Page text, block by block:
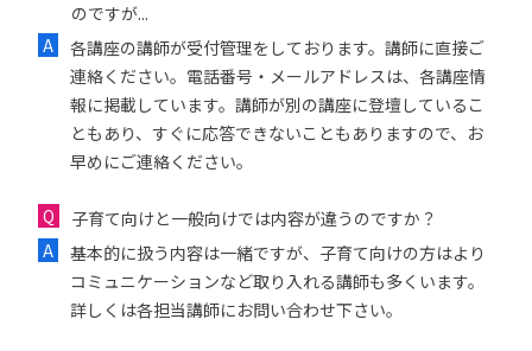
のですが...
各講座の講師が受付管理をしております。講師に直接ご
連絡ください。電話番号・メールアドレスは、各講座情
報に掲載しています。講師が別の講座に登壇しているこ
ともあり、すぐに応答できないこともありますので、お
早めにご連絡ください。
子育て向けと一般向けでは内容が違うのですか？
基本的に扱う内容は一緒ですが、子育て向けの方はより
コミュニケーションなど取り入れる講師も多くいます。
詳しくは各担当講師にお問い合わせ下さい。